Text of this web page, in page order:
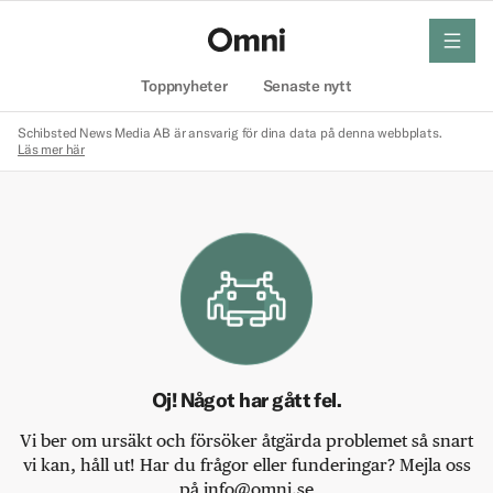
Toppnyheter Senaste nytt
meny
Schibsted News Media AB är ansvarig för dina data på denna webbplats.
Läs mer här
Oj! Något har gått fel.
Vi ber om ursäkt och försöker åtgärda problemet så snart
vi kan, håll ut! Har du frågor eller funderingar? Mejla oss